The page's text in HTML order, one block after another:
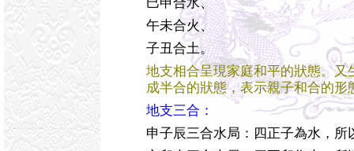
午未合火、
子丑合土。
地支相合呈現家庭和平的狀態。又
成半合的狀態，表示親子和合的形
地支三合：
申子辰三合水局 ： 四正子為水，所